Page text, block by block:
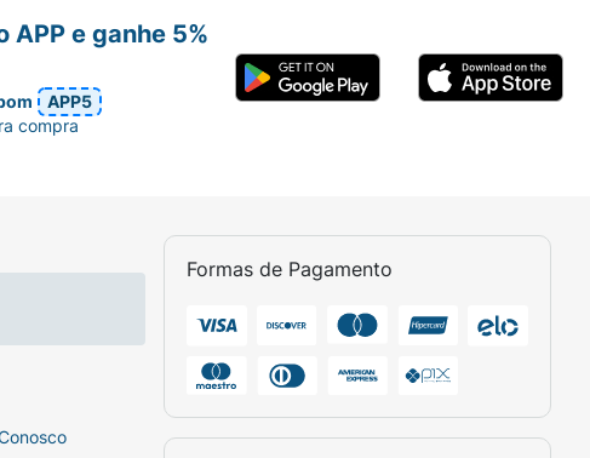
Formas de Pagamento
APP e ganhe 5%
APP5
compra